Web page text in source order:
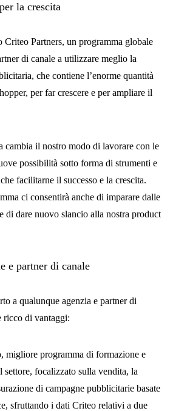
la crescita
Criteo Partners, un programma globale
di canale a utilizzare meglio la
che contiene l’enorme quantità
per far crescere e per ampliare il
cambia il nostro modo di lavorare con le
possibilità sotto forma di strumenti e
facilitarne il successo e la crescita.
ci consentirà anche di imparare dalle
di dare nuovo slancio alla nostra product
e partner di canale
a qualunque agenzia e partner di
ricco di vantaggi:
migliore programma di formazione e
settore, focalizzato sulla vendita, la
di campagne pubblicitarie basate
sfruttando i dati Criteo relativi a due